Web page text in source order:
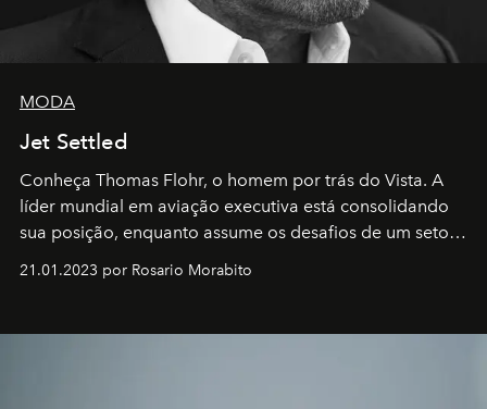
MODA
Jet Settled
Conheça Thomas Flohr, o homem por trás do Vista. A
líder mundial em aviação executiva está consolidando
sua posição, enquanto assume os desafios de um setor
21.01.2023 por Rosario Morabito